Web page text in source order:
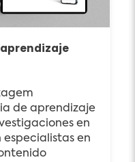
de aprendizaje
en
en